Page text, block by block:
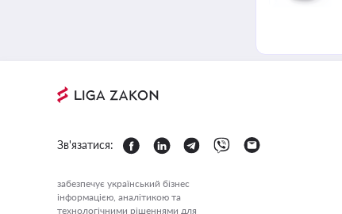
Зв'язатися:
забезпечує український бізнес
інформацією, аналітикою та
технологічними рішеннями для